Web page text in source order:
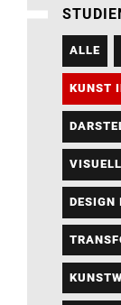
ALLE
KUNST
DESIGN